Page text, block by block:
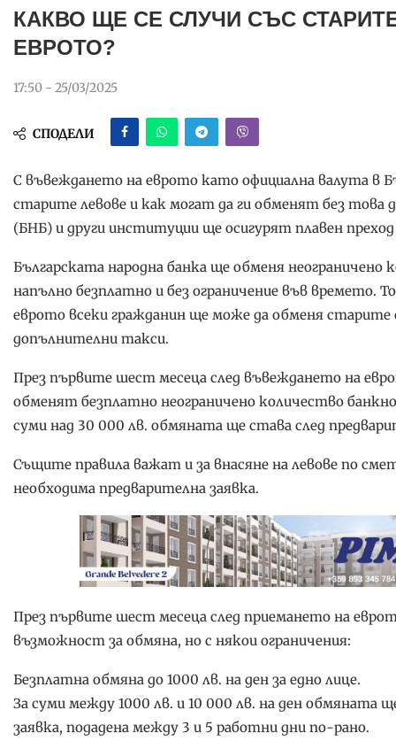
КАКВО ЩЕ СЕ СЛУЧИ СЪС
ЕВРОТО?
17:50 - 25/03/2025
СПОДЕЛИ
С въвеждането на еврото като официална валута в
старите левове и как могат да ги обменят без това
(БНБ) и други институции ще осигурят плавен
Българската народна банка ще обменя
напълно безплатно и без ограничение във времето.
еврото всеки гражданин ще може да обменя старите
допълнителни такси.
През първите шест месеца след въвеждането на
обменят безплатно неограничено количество
суми над 30 000 лв. обмяната ще става след
Същите правила важат и за внасяне на левове по
необходима предварителна заявка.
През първите шест месеца след приемането на
възможност за обмяна, но с някои ограничения:
Безплатна обмяна до 1000 лв. на ден за едно лице.
За суми между 1000 лв. и 10 000 лв. на ден обмяната
заявка, подадена между 3 и 5 работни дни по-рано.